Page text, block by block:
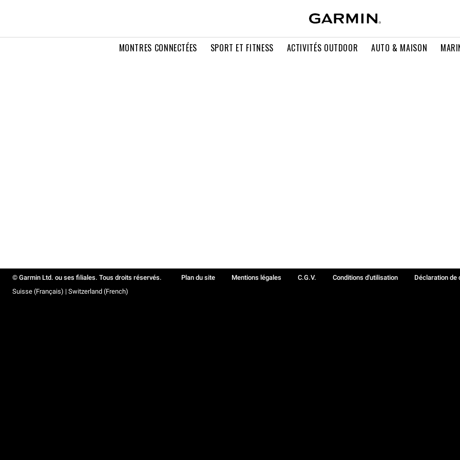
MONTRES CONNECTÉES SPORT ET FITNESS ACTIVITÉS OUTDOOR AUTO & MAISON
© Garmin Ltd. ou ses filiales. Tous droits réservés. Plan du site Mentions légales C.G.V. Conditions d'utilisation Déclaration de
Suisse (Français) | Switzerland (French)